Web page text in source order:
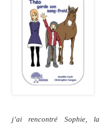
j’ai rencontré Sophie,